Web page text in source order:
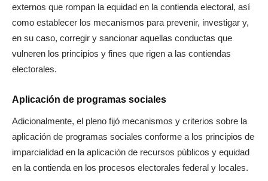
externos que rompan la equidad en la contienda electoral, así
como establecer los mecanismos para prevenir, investigar y,
en su caso, corregir y sancionar aquellas conductas que
vulneren los principios y fines que rigen a las contiendas
electorales.
Aplicación de programas sociales
Adicionalmente, el pleno fijó mecanismos y criterios sobre la
aplicación de programas sociales conforme a los principios de
imparcialidad en la aplicación de recursos públicos y equidad
en la contienda en los procesos electorales federal y locales.